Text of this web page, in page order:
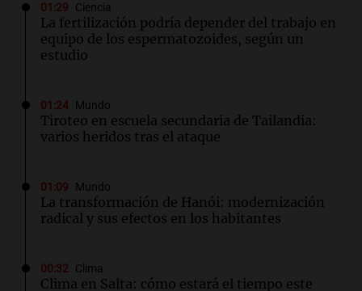
01:29 Ciencia
La fertilización podría depender del trabajo en
equipo de los espermatozoides, según un
estudio
01:24 Mundo
Tiroteo en escuela secundaria de Tailandia:
varios heridos tras el ataque
01:09 Mundo
La transformación de Hanói: modernización
radical y sus efectos en los habitantes
00:32 Clima
Clima en Salta: cómo estará el tiempo este